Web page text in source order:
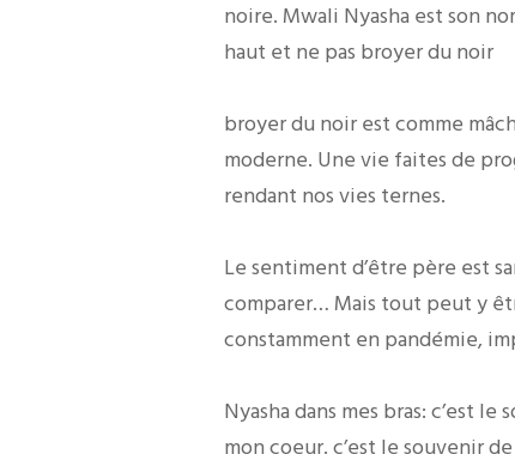
noire. Mwali Nyasha est son
haut et ne pas broyer du noir
broyer du noir est comme
moderne. Une vie faites de
rendant nos vies ternes.
Le sentiment d’être père est
comparer… Mais tout peut y
constamment en pandémie,
Nyasha dans mes bras: c’est
mon coeur. c’est le souvenir